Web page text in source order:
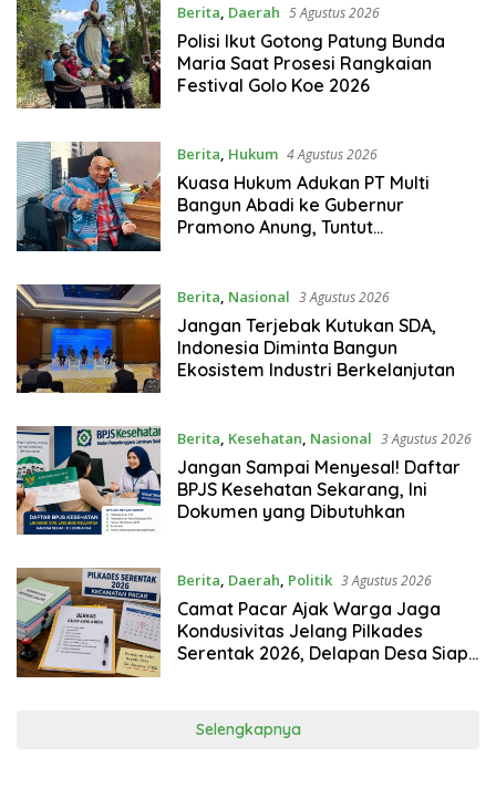
Berita Daerah 5 Agustus 2026
Polisi Ikut Gotong Patung Bunda
Maria Saat Prosesi Rangkaian
Festival Golo Koe 2026
Berita, Hukum 4 Agustus 2026
Kuasa Hukum Adukan PT Multi
Bangun Abadi ke Gubernur
Pramono Anung, Tuntut
Berita Nasional 3 Agustus 2026
Jangan Terjebak Kutukan SDA,
Indonesia Diminta Bangun
Ekosistem Industri Berkelanjutan
Berita, Kesehatan, Nasional 3 Agustus 2026
Jangan Sampai Menyesal! Daftar
BPJS Kesehatan Sekarang, Ini
Dokumen yang Dibutuhkan
Berita, Daerah, Politik 3 Agustus 2026
Camat Pacar Ajak Warga Jaga
Kondusivitas Jelang Pilkades
Serentak 2026, Delapan Desa Siap
Selengkapnya